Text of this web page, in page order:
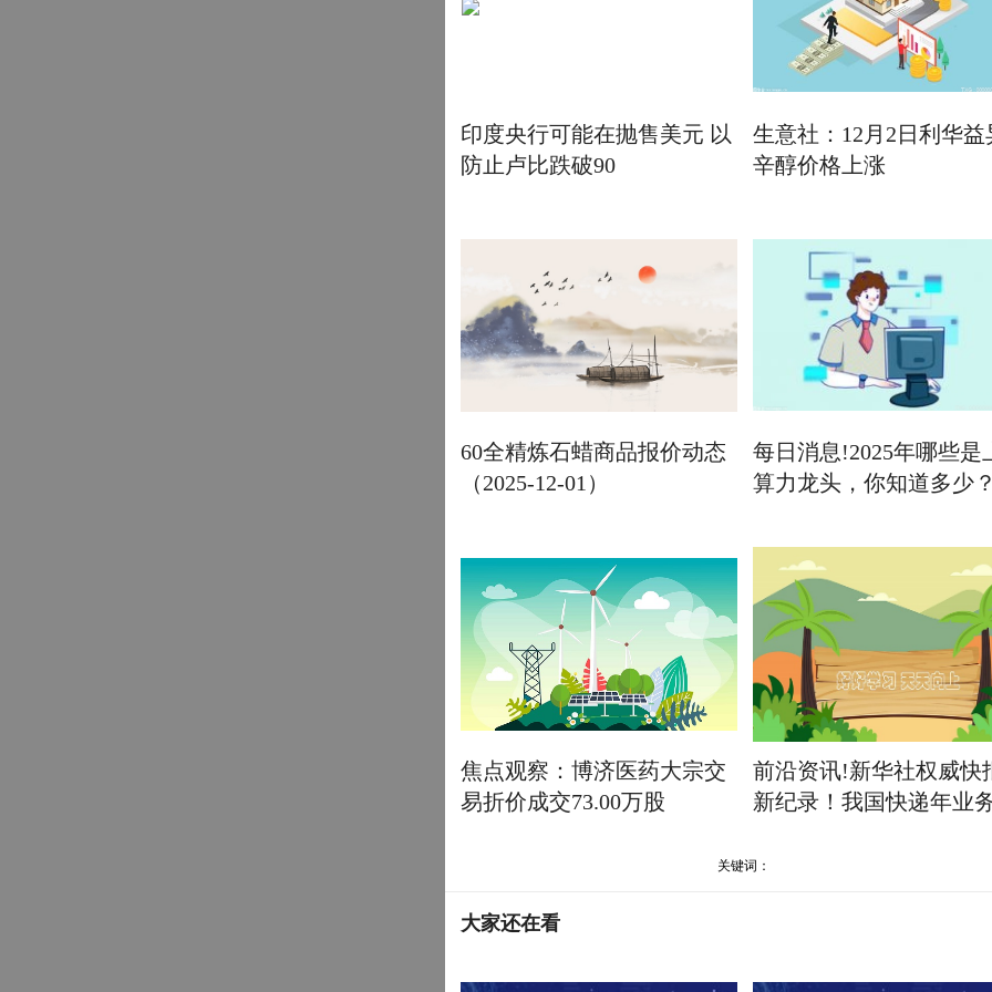
印度央行可能在抛售美元 以
防止卢比跌破90
生意社：12月2日利华益
辛醇价格上涨
60全精炼石蜡商品报价动态
（2025-12-01）
每日消息!2025年哪些是
算力龙头，你知道多少
焦点观察：博济医药大宗交
易折价成交73.00万股
前沿资讯!新华社权威快
新纪录！我国快递年业
关键词：
大家还在看